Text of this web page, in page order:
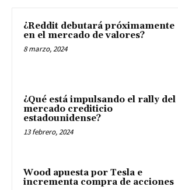
¿Reddit debutará próximamente
en el mercado de valores?
8 marzo, 2024
¿Qué está impulsando el rally del
mercado crediticio
estadounidense?
13 febrero, 2024
Wood apuesta por Tesla e
incrementa compra de acciones